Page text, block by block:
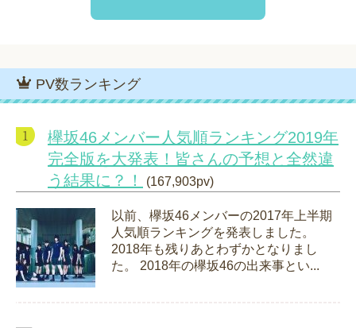
PV数ランキング
欅坂46メンバー人気順ランキング2019年
完全版を大発表！皆さんの予想と全然違
う結果に？！
(167,903pv)
以前、欅坂46メンバーの2017年上半期
人気順ランキングを発表しました。
2018年も残りあとわずかとなりまし
た。 2018年の欅坂46の出来事とい...